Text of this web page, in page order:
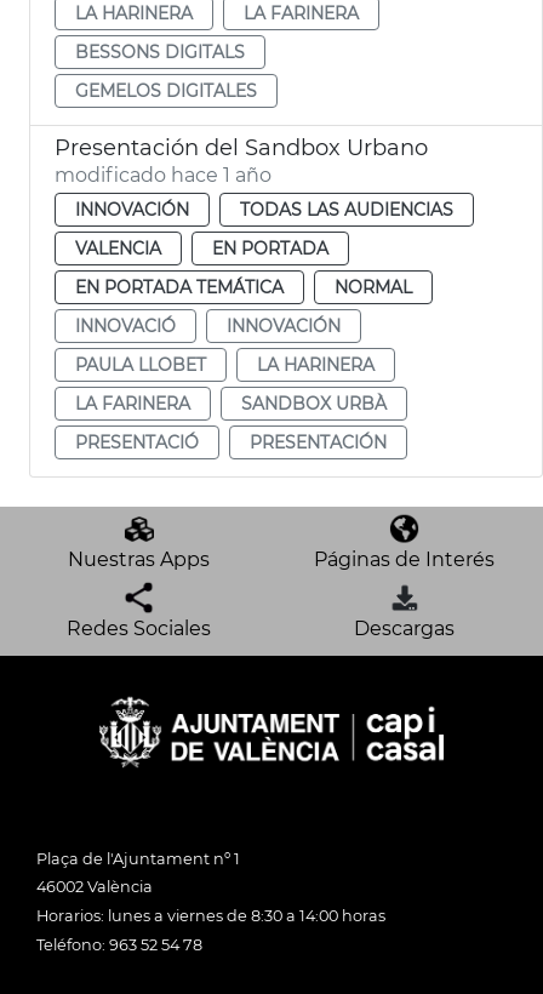
LA HARINERA
LA FARINERA
BESSONS DIGITALS
GEMELOS DIGITALES
Presentación del Sandbox Urbano
modificado hace 1 año
INNOVACIÓN
TODAS LAS AUDIENCIAS
VALENCIA
EN PORTADA
EN PORTADA TEMÁTICA
NORMAL
INNOVACIÓ
INNOVACIÓN
PAULA LLOBET
LA HARINERA
LA FARINERA
SANDBOX URBÀ
PRESENTACIÓ
PRESENTACIÓN
Nuestras Apps Páginas de Interés
Redes Sociales Descargas
Plaça de l'Ajuntament nº 1
46002 València
Horarios: lunes a viernes de 8:30 a 14:00 horas
Teléfono: 963 52 54 78